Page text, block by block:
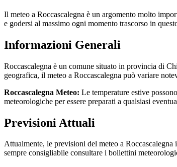
Il meteo a Roccascalegna è un argomento molto
e godersi al massimo ogni momento trascorso in
Informazioni Generali
Roccascalegna è un comune situato in provincia di
geografica, il meteo a Roccascalegna può variare
Roccascalegna Meteo: Le temperature estive
meteorologiche per essere preparati a qualsiasi
Previsioni Attuali
Attualmente, le previsioni del meteo a
sempre consigliabile consultare i bollettini